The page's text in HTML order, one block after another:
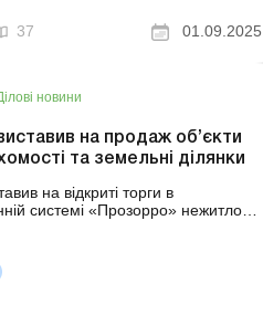
комітет України визнав,
37 01.09.2025
новини
на продаж об’єкти
та земельні ділянки
на відкриті торги в
системі «Прозорро» нежитлові
заборгованості за кредитами
наданими банкам України.